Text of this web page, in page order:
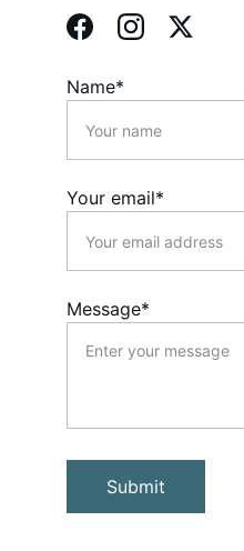
Name*
Your email*
Message*
Submit